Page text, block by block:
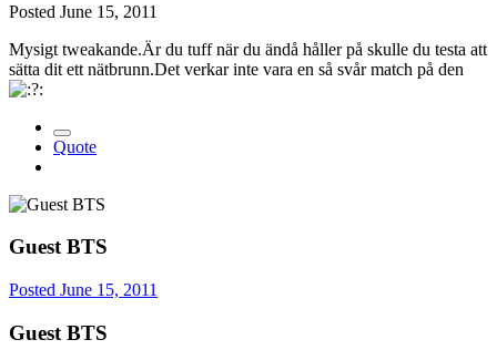
Posted June 15, 2011
Mysigt tweakande.Är du tuff när du ändå håller på skulle du testa att
sätta dit ett nätbrunn.Det verkar inte vara en så svår match på den
Quote
Guest BTS
Posted June 15, 2011
Guest BTS